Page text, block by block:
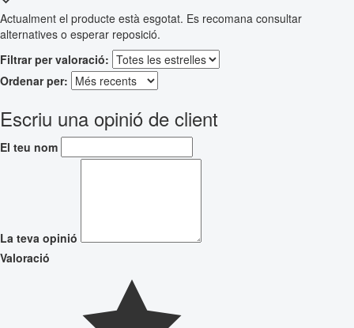
Actualment el producte està esgotat. Es recomana consultar
alternatives o esperar reposició.
Filtrar per valoració:
Ordenar per:
Escriu una opinió de client
El teu nom
La teva opinió
Valoració